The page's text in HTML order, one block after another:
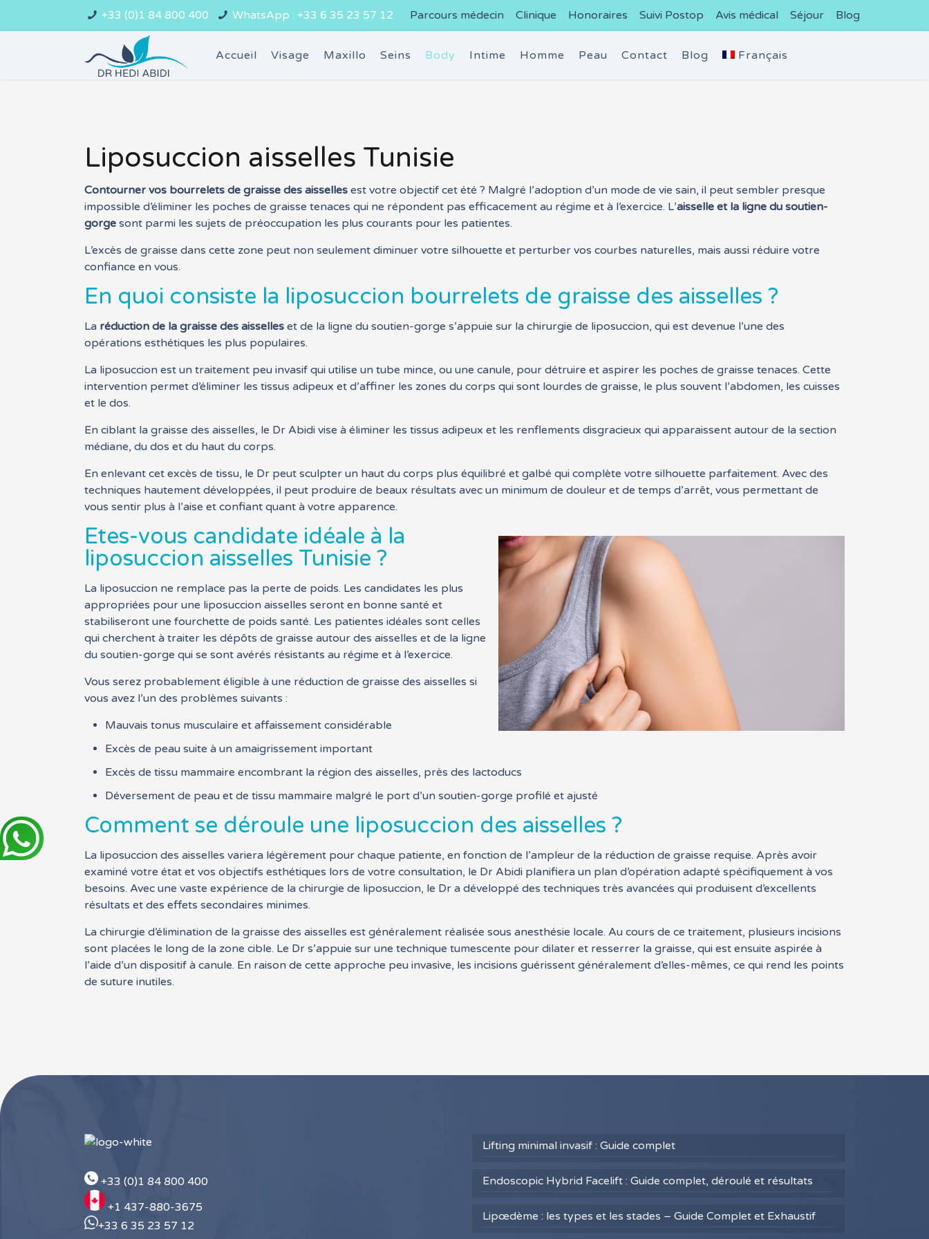
+33 (0)1 84 800 400 WhatsApp : +33 6 35 23 57 12 Parcours médecin Clinique Honoraires Suivi Postop Avis médical Séjour Blog
Accueil Visage Maxillo Seins Body Intime Homme Peau Contact Blog Français
Liposuccion aisselles Tunisie
Contourner vos bourrelets de graisse des aisselles est votre objectif cet été ? Malgré l’adoption d’un mode de vie sain, il peut sembler presque
impossible d’éliminer les poches de graisse tenaces qui ne répondent pas efficacement au régime et à l’exercice. L’aisselle et la ligne du soutien-
gorge sont parmi les sujets de préoccupation les plus courants pour les patientes.
L’excès de graisse dans cette zone peut non seulement diminuer votre silhouette et perturber vos courbes naturelles, mais aussi réduire votre
confiance en vous.
En quoi consiste la liposuccion bourrelets de graisse des aisselles ?
La réduction de la graisse des aisselles et de la ligne du soutien-gorge s’appuie sur la chirurgie de liposuccion, qui est devenue l’une des
opérations esthétiques les plus populaires.
La liposuccion est un traitement peu invasif qui utilise un tube mince, ou une canule, pour détruire et aspirer les poches de graisse tenaces. Cette
intervention permet d’éliminer les tissus adipeux et d’affiner les zones du corps qui sont lourdes de graisse, le plus souvent l’abdomen, les cuisses
et le dos.
En ciblant la graisse des aisselles, le Dr Abidi vise à éliminer les tissus adipeux et les renflements disgracieux qui apparaissent autour de la section
médiane, du dos et du haut du corps.
En enlevant cet excès de tissu, le Dr peut sculpter un haut du corps plus équilibré et galbé qui complète votre silhouette parfaitement. Avec des
techniques hautement développées, il peut produire de beaux résultats avec un minimum de douleur et de temps d’arrêt, vous permettant de
vous sentir plus à l’aise et confiant quant à votre apparence.
Etes-vous candidate idéale à la
liposuccion aisselles Tunisie ?
La liposuccion ne remplace pas la perte de poids. Les candidates les plus
appropriées pour une liposuccion aisselles seront en bonne santé et
stabiliseront une fourchette de poids santé. Les patientes idéales sont celles
qui cherchent à traiter les dépôts de graisse autour des aisselles et de la ligne
du soutien-gorge qui se sont avérés résistants au régime et à l’exercice.
Vous serez probablement éligible à une réduction de graisse des aisselles si
vous avez l’un des problèmes suivants :
Mauvais tonus musculaire et affaissement considérable
Excès de peau suite à un amaigrissement important
Excès de tissu mammaire encombrant la région des aisselles, près des lactoducs
Déversement de peau et de tissu mammaire malgré le port d’un soutien-gorge profilé et ajusté
Comment se déroule une liposuccion des aisselles ?
La liposuccion des aisselles variera légèrement pour chaque patiente, en fonction de l’ampleur de la réduction de graisse requise. Après avoir
examiné votre état et vos objectifs esthétiques lors de votre consultation, le Dr Abidi planifiera un plan d’opération adapté spécifiquement à vos
besoins. Avec une vaste expérience de la chirurgie de liposuccion, le Dr a développé des techniques très avancées qui produisent d’excellents
résultats et des effets secondaires minimes.
La chirurgie d’élimination de la graisse des aisselles est généralement réalisée sous anesthésie locale. Au cours de ce traitement, plusieurs incisions
sont placées le long de la zone cible. Le Dr s’appuie sur une technique tumescente pour dilater et resserrer la graisse, qui est ensuite aspirée à
l’aide d’un dispositif à canule. En raison de cette approche peu invasive, les incisions guérissent généralement d’elles-mêmes, ce qui rend les points
de suture inutiles.
+33 (0)1 84 800 400
+1 437-880-3675
+33 6 35 23 57 12
Lifting minimal invasif : Guide complet
Endoscopic Hybrid Facelift : Guide complet, déroulé et résultats
Lipœdème : les types et les stades – Guide Complet et Exhaustif